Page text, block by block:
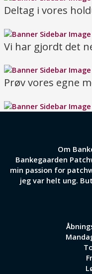
Deltag i vores
Vi har gjordt det
Prøv vores egne
Om
Bankegaarden
min passion for
jeg var helt ung.